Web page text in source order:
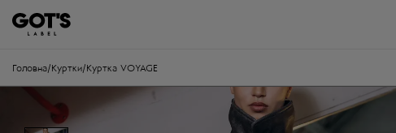
Головна/ Куртки/ Куртка VOYAGE